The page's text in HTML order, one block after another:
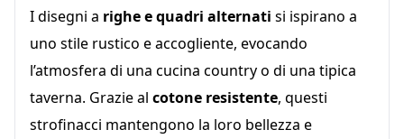
I disegni a righe e quadri alternati si ispirano a
uno stile rustico e accogliente, evocando
l’atmosfera di una cucina country o di una tipica
taverna. Grazie al cotone resistente, questi
strofinacci mantengono la loro bellezza e